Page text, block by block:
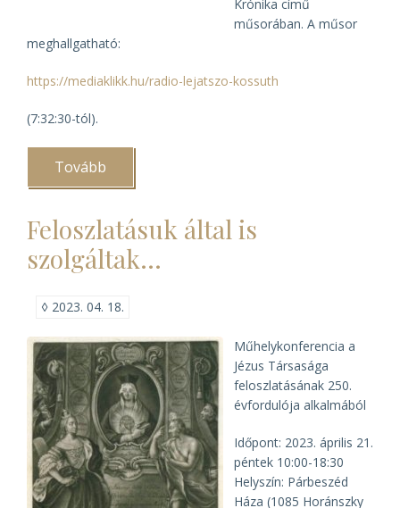
Krónika című
műsorában. A műsor
meghallgatható:
https://mediaklikk.hu/radio-lejatszo-kossuth
(7:32:30-tól).
Tovább
a
Feloszlatásuk által is
szolgáltak…
◊ 2023. 04. 18.
Műhely­konferencia a
Jézus Társasága
feloszla­tásának 250.
évfordulója alkalmából
Időpont: 2023. április 21.
péntek 10:00-18:30
Helyszín: Párbeszéd
Háza (1085 Horánszky